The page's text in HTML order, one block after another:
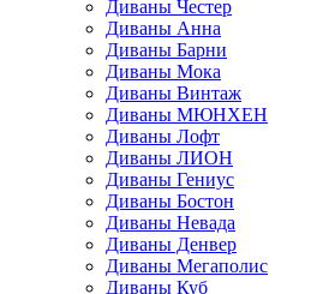
Диваны Честер
Диваны Анна
Диваны Барни
Диваны Мока
Диваны Винтаж
Диваны МЮНХЕН
Диваны Лофт
Диваны ЛИОН
Диваны Гениус
Диваны Бостон
Диваны Невада
Диваны Денвер
Диваны Мегаполис
Диваны Куб